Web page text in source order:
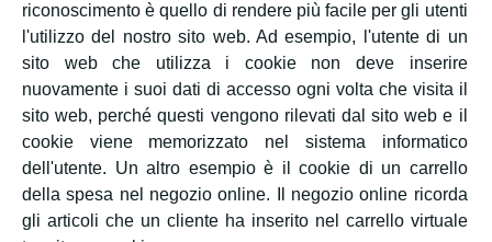
riconoscimento è quello di rendere più facile per gli utenti
l'utilizzo del nostro sito web. Ad esempio, l'utente di un
sito web che utilizza i cookie non deve inserire
nuovamente i suoi dati di accesso ogni volta che visita il
sito web, perché questi vengono rilevati dal sito web e il
cookie viene memorizzato nel sistema informatico
dell'utente. Un altro esempio è il cookie di un carrello
della spesa nel negozio online. Il negozio online ricorda
gli articoli che un cliente ha inserito nel carrello virtuale